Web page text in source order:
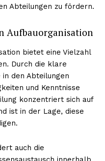
Abteilungen zu fördern.
Aufbauorganisation
bietet eine Vielzahl
Durch die klare
den Abteilungen
und Kenntnisse
konzentriert sich auf
ist in der Lage, diese
auch die